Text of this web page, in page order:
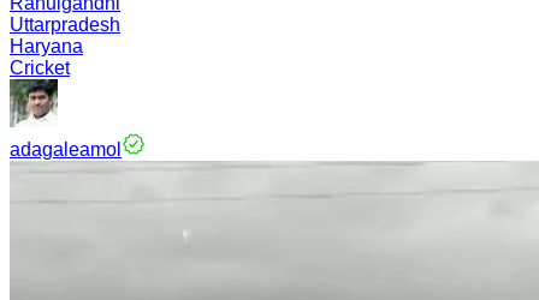
Uttarpradesh
Haryana
Cricket
adagaleamol